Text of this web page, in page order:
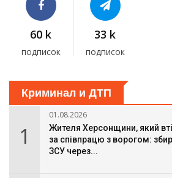
60 k
подписок
33 k
подписок
Криминал и ДТП
1
01.08.2026
Жителя Херсонщини, який
за співпрацю з ворогом:
ЗСУ через...